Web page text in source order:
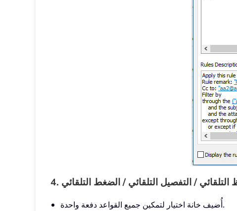
التلقائي / التفصيل التلقائي / الضغط التلقائي
أُضيف خانة اختيار لتمكين جميع القواعد دفعة واحدة.